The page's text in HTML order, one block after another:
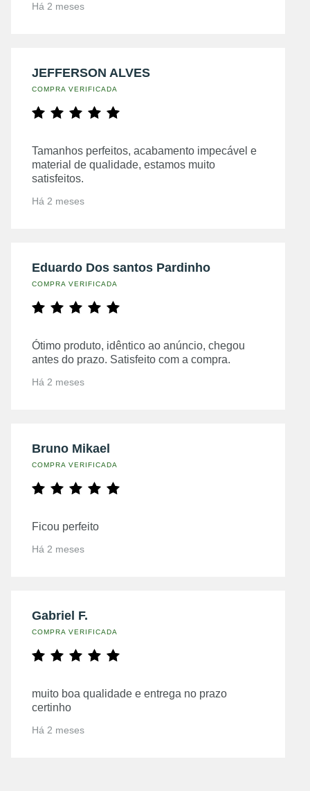
Há 2 meses
JEFFERSON ALVES
COMPRA VERIFICADA
Tamanhos perfeitos, acabamento impecável e
material de qualidade, estamos muito
satisfeitos.
Há 2 meses
Eduardo Dos santos Pardinho
COMPRA VERIFICADA
Ótimo produto, idêntico ao anúncio, chegou
antes do prazo. Satisfeito com a compra.
Há 2 meses
Bruno Mikael
COMPRA VERIFICADA
Ficou perfeito
Há 2 meses
Gabriel F.
COMPRA VERIFICADA
muito boa qualidade e entrega no prazo
certinho
Há 2 meses